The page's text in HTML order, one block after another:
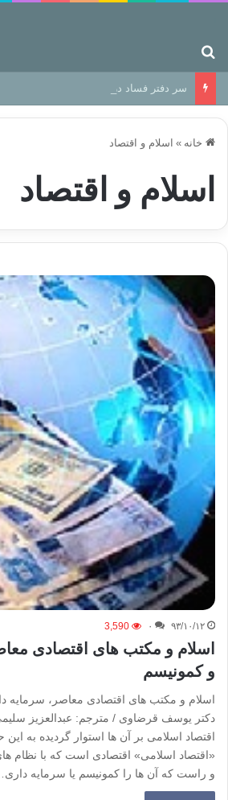
سر دفتر فساد در زمین‌، دوری وکناره‌گیری
خانه » اسلام و اقتصاد
اسلام و اقتصاد
۹۳/۱۰/۱۲ ۰ 3,590
اسلام و مکتب های اقتصادی
و کمونیسم
اسلام و مکتب های اقتصادی معاصر، سرمایه
دکتر یوسف قرضاوی / مترجم: عبدالعزیز
اقتصاد اسلامی بر آن ها استوار گردیده به
«اقتصاد اسلامی» اقتصادی است که با نظام
و راست که آن ها را کمونیسم یا سرمایه داری…